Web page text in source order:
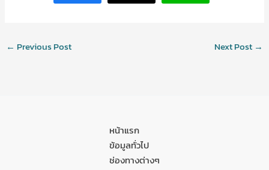
← Previous Post Next Post →
หน้าแรก
ข้อมูลทั่วไป
ช่องทางต่างๆ